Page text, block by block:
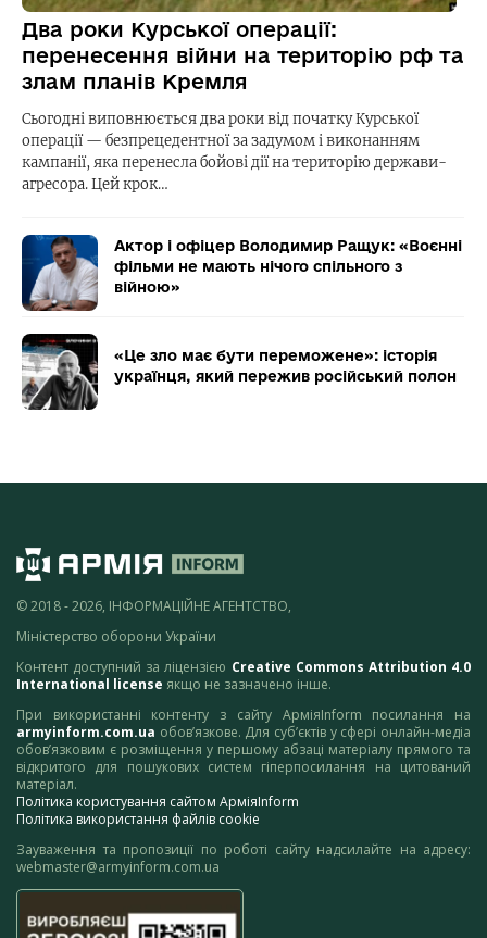
Два роки Курської операції:
перенесення війни на територію рф та
злам планів Кремля
Сьогодні виповнюється два роки від початку Курської
операції — безпрецедентної за задумом і виконанням
кампанії, яка перенесла бойові дії на територію держави-
агресора. Цей крок…
Актор і офіцер Володимир Ращук: «Воєнні
фільми не мають нічого спільного з
війною»
«Це зло має бути переможене»: історія
українця, який пережив російський полон
© 2018 - 2026, ІНФОРМАЦІЙНЕ АГЕНТСТВО,
Міністерство оборони України
Контент доступний за ліцензією Creative Commons Attribution 4.0
International license якщо не зазначено інше.
При використанні контенту з сайту АрміяInform посилання на
armyinform.com.ua обов’язкове. Для суб’єктів у сфері онлайн-медіа
обов’язковим є розміщення у першому абзаці матеріалу прямого та
відкритого для пошукових систем гіперпосилання на цитований
матеріал.
Політика користування сайтом АрміяInform
Політика використання файлів cookie
Зауваження та пропозиції по роботі сайту надсилайте на адресу:
webmaster@armyinform.com.ua